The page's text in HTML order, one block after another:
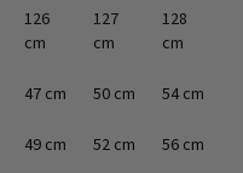
126
cm
127
cm
128
cm
47 cm 50 cm 54 cm
49 cm 52 cm 56 cm